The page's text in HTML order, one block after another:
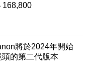
168,800
將於2024年開始
的第二代版本